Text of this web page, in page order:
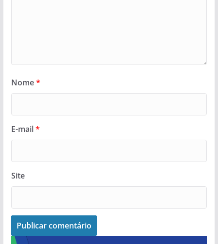
Nome*
E-mail*
Site